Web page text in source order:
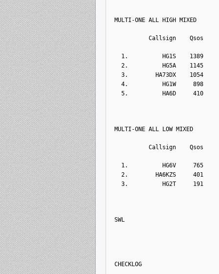
MULTI-ONE ALL HIGH MIXED
Callsign    Qsos
1.          HG1S    1389
2.          HG5A    1145
3.        HA73DX    1054
4.          HG1W     898
5.          HA6D     410
MULTI-ONE ALL LOW MIXED
Callsign    Qsos
1.          HG6V     765
2.        HA6KZS     401
3.          HG2T     191
SWL
CHECKLOG